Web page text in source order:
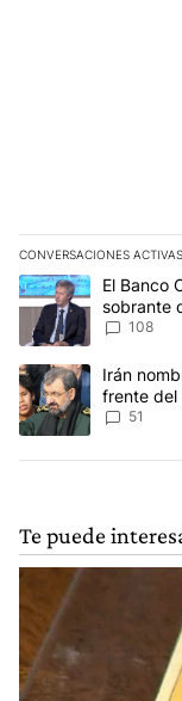
CONVERSACIONES ACTIVAS
Este listado
Un artículo deEl Banco
sobrante
108
Un artículo de
Irán
frente del
51